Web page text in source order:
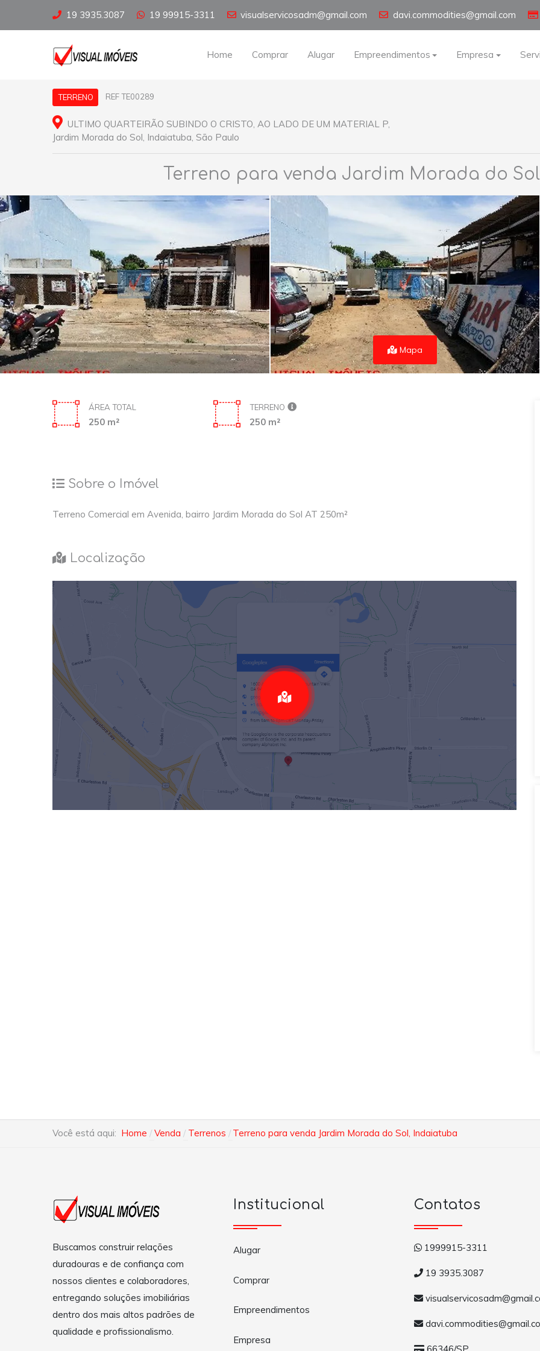
19 3935.3087 19 99915-3311 visualservicosadm@gmail.com davi.commodities@gmail.com
Home Comprar Alugar Empreendimentos Empresa
TERRENO REF TE00289
ULTIMO QUARTEIRÃO SUBINDO O CRISTO, AO LADO DE UM MATERIAL P,
Jardim Morada do Sol, Indaiatuba, São Paulo
Terreno para venda Jardim Morada do
Mapa
ÁREA TOTAL
250 m²
TERRENO
250 m²
Sobre o Imóvel
Terreno Comercial em Avenida, bairro Jardim Morada do Sol AT 250m²
Localização
Você está aqui: Home Venda Terrenos Terreno para venda Jardim Morada do Sol, Indaiatuba
Buscamos construir relações
duradouras e de confiança com
nossos clientes e colaboradores,
entregando soluções imobiliárias
dentro dos mais altos padrões de
qualidade e profissionalismo.
Institucional
Alugar
Comprar
Empreendimentos
Empresa
Contatos
1999915-3311
19 3935.3087